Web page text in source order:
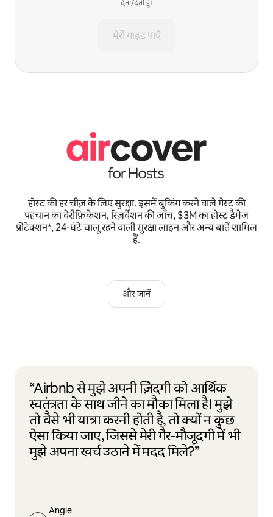
देता/देती हूँ।
मेरी गाइड पाएँ
होस्ट की हर चीज़ के लिए सुरक्षा. इसमें बुकिंग करने वाले गेस्ट की
पहचान का वेरीफ़िकेशन, रिज़र्वेशन की जाँच, $3M का होस्ट डैमेज
प्रोटेक्शन*, 24-घंटे चालू रहने वाली सुरक्षा लाइन और अन्य बातें शामिल
हैं.
और जानें
“Airbnb से मुझे अपनी ज़िंदगी को आर्थिक
स्वतंत्रता के साथ जीने का मौका मिला है। मुझे
तो वैसे भी यात्रा करनी होती है, तो क्यों न कुछ
ऐसा किया जाए, जिससे मेरी गैर-मौजूदगी में भी
मुझे अपना खर्च उठाने में मदद मिले?”
Angie